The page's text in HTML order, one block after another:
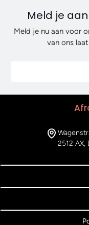
Meld je
Meld je nu aan voor
van ons
2512 AX,